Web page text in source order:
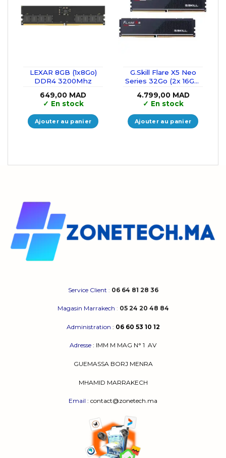
LEXAR 8GB (1x8Go)
DDR4 3200Mhz
649,00 MAD
✓ En stock
Ajouter au panier
G.Skill Flare X5 Neo
Series 32Go (2x 16Go)
CL36
4.799,00 MAD
✓ En stock
Ajouter au panier
Service Client : 06 64 81 28 36
Magasin Marrakech : 05 24 20 48 84
Administration : 06 60 53 10 12
Adresse : IMM M MAG N° 1 AV
GUEMASSA BORJ MENRA
MHAMID MARRAKECH
Email : contact@zonetech.ma